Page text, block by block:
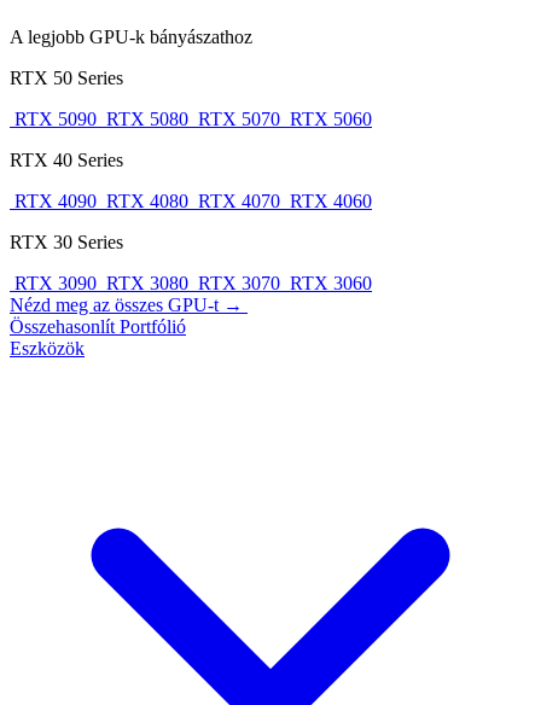
A legjobb GPU-k bányászathoz
RTX 50 Series
RTX 5090 RTX 5080 RTX 5070 RTX 5060
RTX 40 Series
RTX 4090 RTX 4080 RTX 4070 RTX 4060
RTX 30 Series
RTX 3090 RTX 3080 RTX 3070 RTX 3060
Nézd meg az összes GPU-t →
Összehasonlít Portfólió
Eszközök